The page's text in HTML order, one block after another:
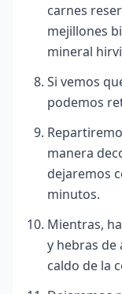
carnes
mejillones
mineral
Si vemos
podemos
manera
dejaremos
minutos.
Mientras,
y hebras de
caldo de la